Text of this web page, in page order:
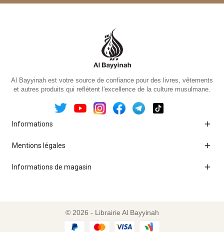
Al Bayyinah est votre source de confiance pour des livres, vêtements
et autres produits qui reflètent l'excellence de la culture musulmane.
Informations 
Mentions légales 
Informations de magasin 
© 2026 - Librairie Al Bayyinah